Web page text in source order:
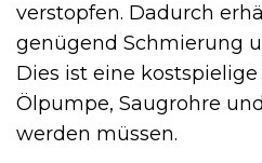
verstopfen. Dadurch
genügend Schmierung
Dies ist eine
Ölpumpe, Saugrohre
werden müssen.